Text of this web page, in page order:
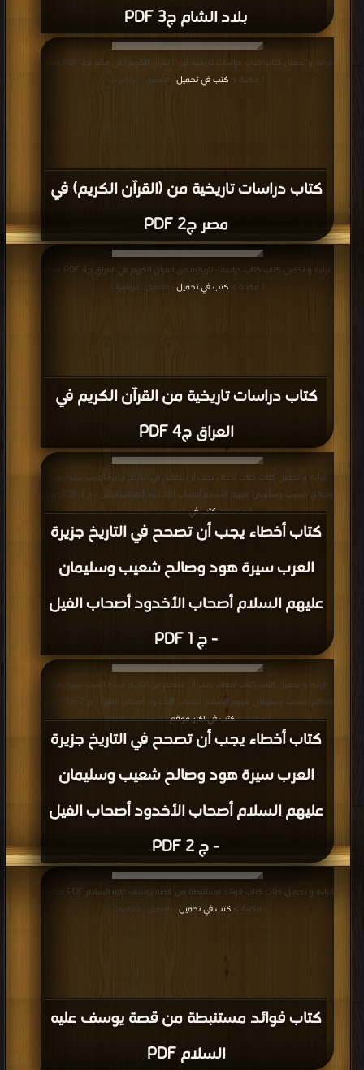
بلاد الشام ج3 PDF
كتاب دراسات تاريخية من (القرآن الكريم) في
مصر ج2 PDF
| مكتبة > كتب في تحميل | التحميل : مرة/مرات
كتاب دراسات تاريخية من القرآن الكريم في
العراق ج4 PDF
قراءة و تحميل كتاب كتاب دراسات تاريخية من القرآن الكريم في العراق ج4 PDF مجانا
| مكتبة > كتب في تحميل | التحميل : مرة/مرات
كتاب أخطاء يجب أن تصحح في التاريخ جزيرة
العرب سيرة هود وصالح شعيب وسليمان
عليهم السلام أصحاب الأخدود أصحاب الفيل
- ج 1 PDF
قراءة و تحميل كتاب كتاب أخطاء يجب أن تصحح في التاريخ جزيرة العرب سيرة هود
| مكتبة >كتب في| التحميل : مرة/مرات
كتاب أخطاء يجب أن تصحح في التاريخ جزيرة
العرب سيرة هود وصالح شعيب وسليمان
عليهم السلام أصحاب الأخدود أصحاب الفيل
- ج 2 PDF
قراءة و تحميل كتاب كتاب أخطاء يجب أن تصحح في التاريخ جزيرة العرب سيرة هود
| مكتبة >كتب في اكبر موقع| التحميل : مرة/مرات
كتاب فوائد مستنبطة من قصة يوسف عليه
السلام PDF
قراءة و تحميل كتاب كتاب فوائد مستنبطة من قصة يوسف عليه السلام PDF مجانا |
مكتبة > كتب في تحميل | التحميل : مرة/مرات